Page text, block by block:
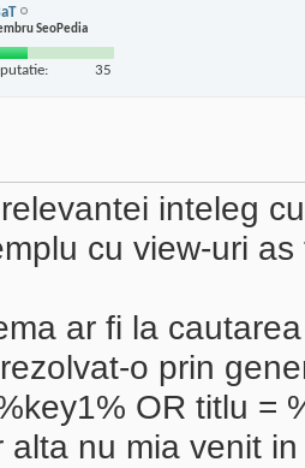
SeoPedia
35
inteleg
cu view-uri
ar fi la
o prin
OR titlu =
alta nu mia venit